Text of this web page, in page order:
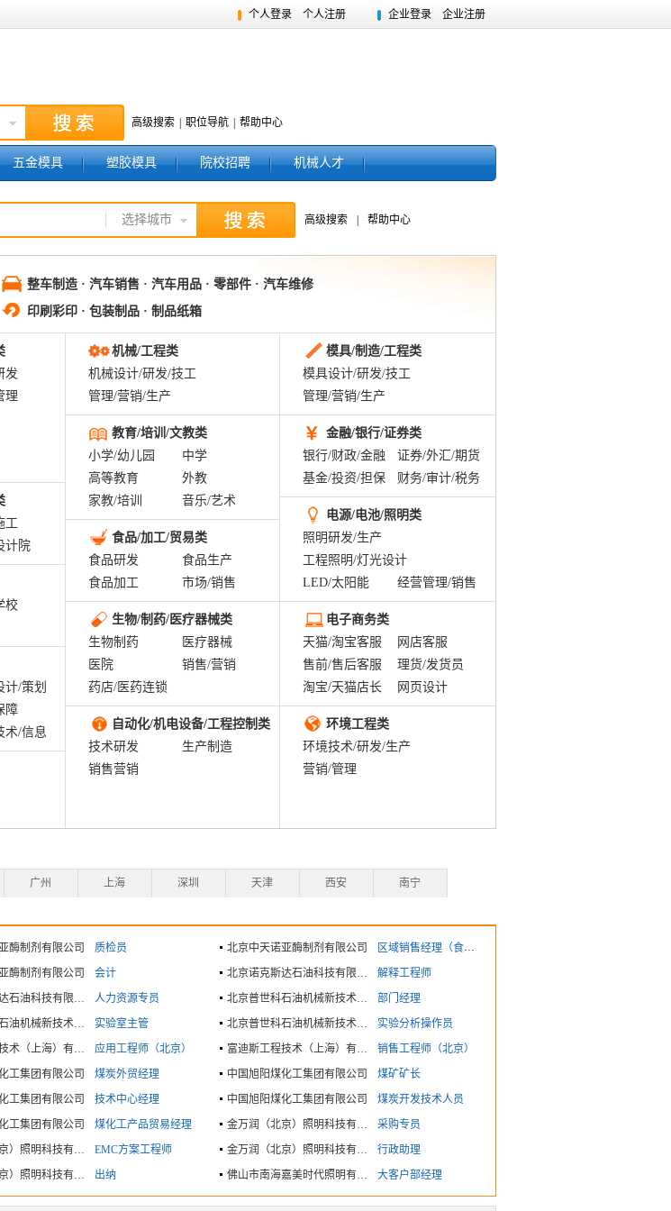
个人登录 个人注册 企业登录 企业注册
高级搜索 职位导航 帮助中心
五金模具 塑胶模具 院校招聘 机械人才
选择城市 高级搜索 帮助中心
整车制造 · 汽车销售 · 汽车用品 · 零部件 · 汽车维修
印刷彩印 · 包装制品 · 制品纸箱
发
理
工
计院
校
计/策划
障
术/信息
机械/工程类
机械设计/研发/技工
管理/营销/生产
教育/培训/文教类
小学/幼儿园
中学
高等教育
外教
家教/培训
音乐/艺术
食品/加工/贸易类
食品研发
食品生产
食品加工
市场/销售
生物/制药/医疗器械类
生物制药
医疗器械
医院
销售/营销
药店/医药连锁
自动化/机电设备/工程控制类
技术研发
生产制造
销售营销
模具/制造/工程类
模具设计/研发/技工
管理/营销/生产
金融/银行/证券类
银行/财政/金融
证券/外汇/期货
基金/投资/担保
财务/审计/税务
电源/电池/照明类
照明研发/生产
工程照明/灯光设计
LED/太阳能
经营管理/销售
电子商务类
天猫/淘宝客服
网店客服
售前/售后客服
理货/发货员
淘宝/天猫店长
网页设计
环境工程类
环境技术/研发/生产
营销/管理
广州 上海 深圳 天津 西安 南宁
酶制剂有限公司 质检员 北京中天诺亚酶制剂有限公司
区域销售经理（食品/生物专业）
酶制剂有限公司 会计 北京诺克斯达石油科技有限公司
解释工程师
北京诺克斯达石油科技有限公司 人力资源专员 北京普世科石油机械新技术有限公司
部门经理
北京普世科石油机械新技术有限公司 实验室主管 北京普世科石油机械新技术有限公司
实验分析操作员
富迪斯工程技术（上海）有限公司 应用工程师（北京） 富迪斯工程技术（上海）有限公司
销售工程师（北京）
工集团有限公司 煤炭外贸经理 中国旭阳煤化工集团有限公司
煤矿矿长
工集团有限公司 技术中心经理 中国旭阳煤化工集团有限公司
煤炭开发技术人员
工集团有限公司 煤化工产品贸易经理 金万润（北京）照明科技有限公司
采购专员
金万润（北京）照明科技有限公司 EMC方案工程师 金万润（北京）照明科技有限公司
行政助理
金万润（北京）照明科技有限公司 出纳 佛山市南海嘉美时代照明有限公司 大客户部经理